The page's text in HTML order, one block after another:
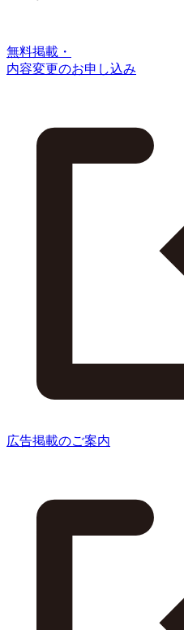
無料掲載・
内容変更のお申し込み
広告掲載のご案内